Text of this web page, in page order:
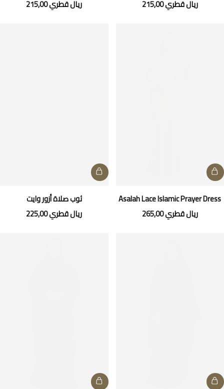
ريال قطري215,00 ريال قطري215,00
Asalah Lace Islamic Prayer Dress
ريال قطري265,00
ثوب صلاة أزور وايت
ريال قطري225,00